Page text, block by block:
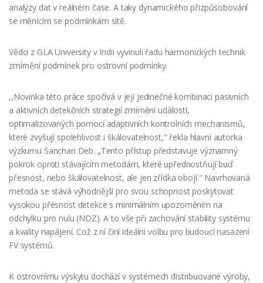
analýzy dat v reálném čase. A taky dynamického přizpůsobování
se měnícím se podmínkám sítě.
Vědci z GLA University v Indii vyvinuli řadu harmonických technik
zmírnění podmínek pro ostrovní podmínky.
,,Novinka této práce spočívá v její jedinečné kombinaci pasivních
a aktivních detekčních strategií zmírnění událostí,
optimalizovaných pomocí adaptivních kontrolních mechanismů,
které zvyšují spolehlivost i škálovatelnost," řekla hlavní autorka
výzkumu Sanchari Deb. „Tento přístup představuje významný
pokrok oproti stávajícím metodám, které upřednostňují buď
přesnost, nebo škálovatelnost, ale jen zřídka obojí." Navrhovaná
metoda se stává výhodnější pro svou schopnost poskytovat
vysokou přesnost detekce s minimálním upozorněním na
odchylku pro nulu (NDZ). A to vše při zachování stability systému
a kvality napájení. Což z ní činí ideální volbu pro budoucí nasazení
FV systémů.
K ostrovnímu výskytu dochází v systémech distribuované výroby,